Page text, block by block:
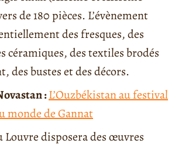
de 180 pièces. L’évènement
des fresques, des
céramiques, des textiles brodés
des bustes et des décors.
:L’Ouzbékistan au festival
monde de Gannat
Louvre disposera des œuvres